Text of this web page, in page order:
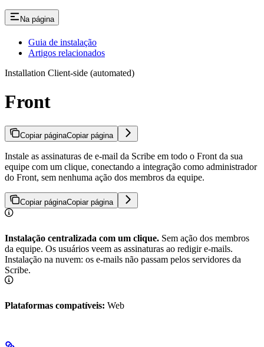
Na página
Guia de instalação
Artigos relacionados
Installation Client-side (automated)
Front
Copiar páginaCopiar página
Instale as assinaturas de e-mail da Scribe em todo o Front da sua
equipe com um clique, conectando a integração como administrador
do Front, sem nenhuma ação dos membros da equipe.
Copiar páginaCopiar página
Instalação centralizada com um clique. Sem ação dos membros
da equipe. Os usuários veem as assinaturas ao redigir e-mails.
Instalação na nuvem: os e-mails não passam pelos servidores da
Scribe.
Plataformas compatíveis: Web